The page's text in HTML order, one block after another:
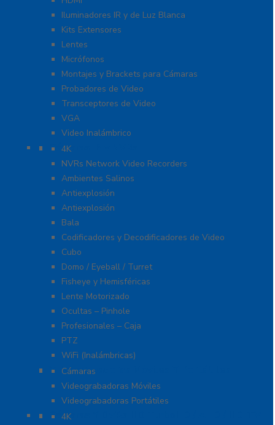
Iluminadores IR y de Luz Blanca
Kits Extensores
Lentes
Micrófonos
Montajes y Brackets para Cámaras
Probadores de Video
Transceptores de Video
VGA
Video Inalámbrico
Cámaras IP y NVRs
4K
NVRs Network Video Recorders
Ambientes Salinos
Antiexplosión
Antiexplosión
Bala
Codificadores y Decodificadores de Video
Cubo
Domo / Eyeball / Turret
Fisheye y Hemisféricas
Lente Motorizado
Ocultas – Pinhole
Profesionales – Caja
PTZ
WiFi (Inalámbricas)
Videograbadoras Móviles Y Portátiles
Cámaras
Videograbadoras Móviles
Videograbadoras Portátiles
Cámaras Y DVRs HD TurboHD / AHD / HD-TVI
4K